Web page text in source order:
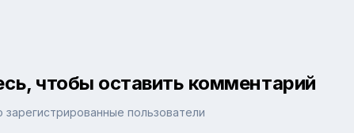
чтобы оставить комментарий
пользователи